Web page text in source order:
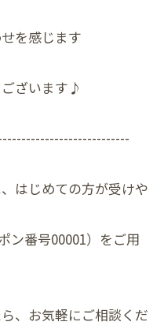
を感じます
ざいます♪
はじめての方が受けや
ン番号00001）をご用
、お気軽にご相談くだ